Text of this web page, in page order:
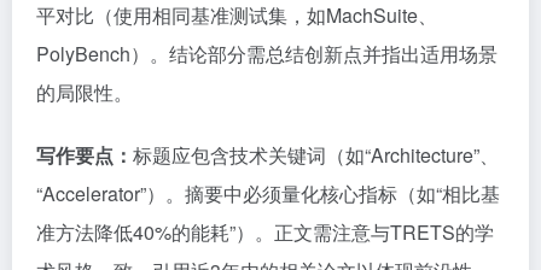
平对比（使用相同基准测试集，如MachSuite、
PolyBench）。结论部分需总结创新点并指出适用场景
的局限性。
写作要点： 标题应包含技术关键词（如“Architecture”、
“Accelerator”）。摘要中必须量化核心指标（如“相比基
准方法降低40%的能耗”）。正文需注意与TRETS的学